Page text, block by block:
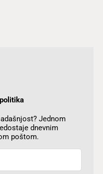
Jednom
dnevnim
poštom.